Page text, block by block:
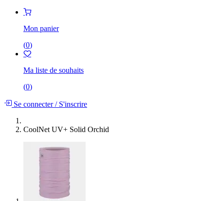
Mon panier
(0)
Ma liste de souhaits
(0)
Se connecter/S'inscrire
CoolNet UV+ Solid Orchid